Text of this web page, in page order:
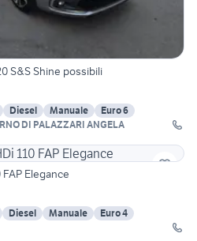
S&S Shine possibili
Diesel Manuale
Euro 6
DI PALAZZARI ANGELA
Elegance
Diesel Manuale
Euro 4